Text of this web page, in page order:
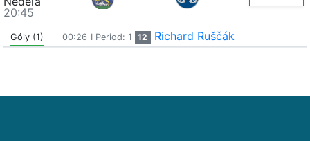
20:45
Góly (1) 00:26 I Period: 1 12 Richard Ruščák